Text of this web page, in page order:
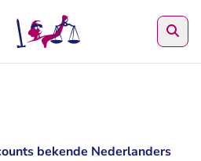
bekende Nederlanders